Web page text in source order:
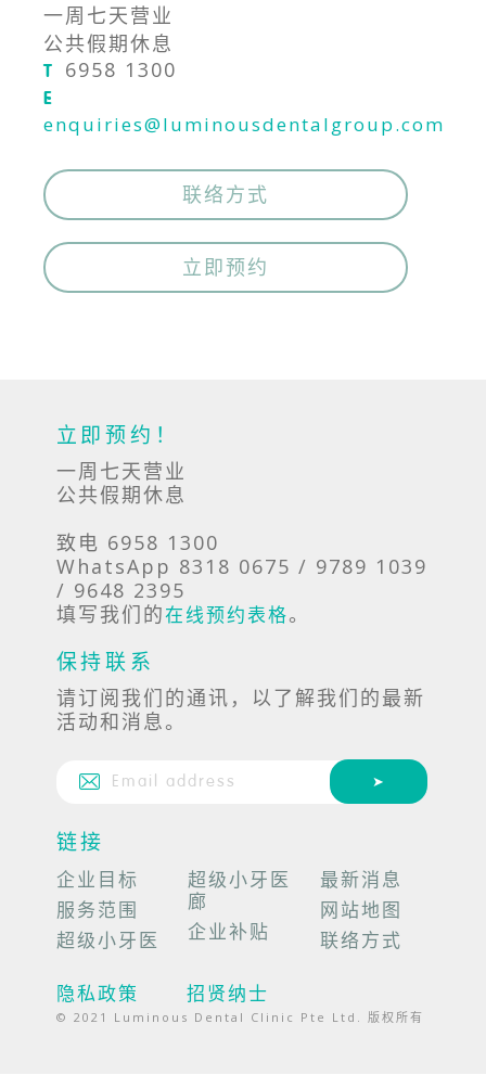
一周七天营业
公共假期休息
T 6958 1300
E
enquiries@luminousdentalgroup.com
联络方式
立即预约
立即预约！
一周七天营业
公共假期休息
致电 6958 1300
WhatsApp 8318 0675 / 9789 1039
/ 9648 2395
填写我们的在线预约表格。
保持联系
请订阅我们的通讯，以了解我们的最新
活动和消息。
链接
企业目标
服务范围
超级小牙医
超级小牙医
廊
企业补贴
最新消息
网站地图
联络方式
隐私政策 招贤纳士
© 2021 Luminous Dental Clinic Pte Ltd. 版权所有